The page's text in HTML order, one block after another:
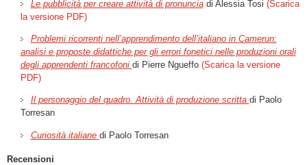
Le pubblicità per creare attività di pronunciadi Alessia Tosi (Scarica
la versione PDF)
Problemi ricorrenti nell’apprendimento dell’italiano in Camerun:
analisi e proposte didattiche per gli errori fonetici nelle produzioni orali
degli apprendenti francofoni di Pierre Ngueffo (Scarica la versione
PDF)
Il personaggio del quadro. Attività di produzione scritta di Paolo
Torresan
Curiosità italiane di Paolo Torresan
Recensioni